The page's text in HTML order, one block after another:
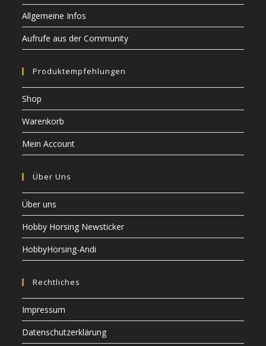
Allgemeine Infos
Aufrufe aus der Community
Produktempfehlungen
Shop
Warenkorb
Mein Account
Über Uns
Über uns
Hobby Horsing Newsticker
HobbyHorsing-Andi
Rechtliches
Impressum
Datenschutzerklärung